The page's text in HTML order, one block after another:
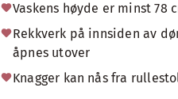
Vaskens høyde er minst 78
Rekkverk på innsiden av
åpnes utover
Knagger kan nås fra